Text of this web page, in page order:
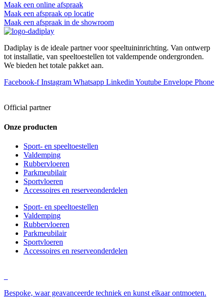
Maak een online afspraak
Maak een afspraak op locatie
Maak een afspraak in de showroom
Dadiplay is de ideale partner voor speeltuininrichting. Van ontwerp
tot installatie, van speeltoestellen tot valdempende ondergronden.
We bieden het totale pakket aan.
Facebook-f Instagram Whatsapp Linkedin Youtube Envelope Phone
Official partner
Onze producten
Sport- en speeltoestellen
Valdemping
Rubbervloeren
Parkmeubilair
Sportvloeren
Accessoires en reserveonderdelen
Sport- en speeltoestellen
Valdemping
Rubbervloeren
Parkmeubilair
Sportvloeren
Accessoires en reserveonderdelen
Bespoke, waar geavanceerde techniek en kunst elkaar ontmoeten.